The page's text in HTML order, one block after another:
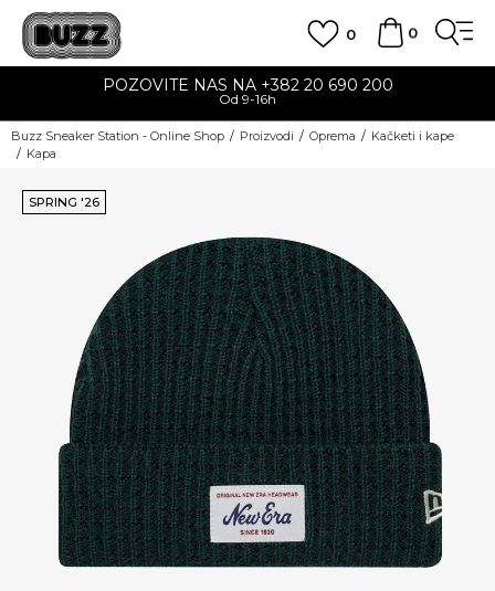
0
0
POZOVITE NAS NA +382 20 690 200
Od 9-16h
Buzz Sneaker Station - Online Shop Proizvodi Oprema
Kačketi i kape
Kapa
SPRING '26